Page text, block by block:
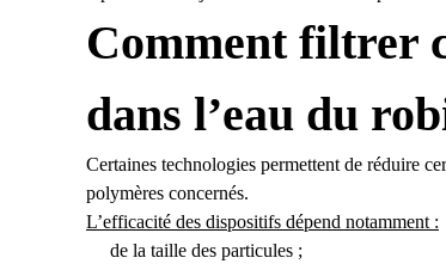
Comment filtrer
dans l’eau du
Certaines technologies permettent de réduire
polymères concernés.
L’efficacité des dispositifs dépend notamment :
de la taille des particules ;